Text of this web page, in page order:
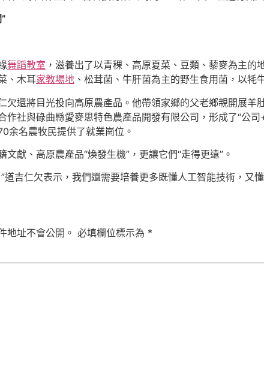
舞蹈教室 ，滋養出了以青稞、高原夏菜、豆類、藜麥為主
、木耳家教場地 、松茸菌、牛肝菌為主的野生食用菌，以牦
欠還將目光投向高原農產品。他帶領家鄉的父老鄉親開展
作社與碌曲縣愛麥思特色農產品開發有限公司，形成了“公
余名農牧民提供了就業崗位。
獻、高原農產品“煥發生機”，更讓它們“走得更遠”。
道吉仁欠表示，我們還需要培養更多既懂人工智能技術，又
地址不會公開。 必填欄位標示為 *